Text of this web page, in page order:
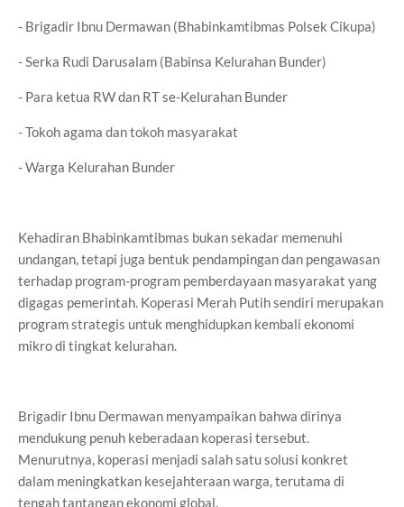
- Brigadir Ibnu Dermawan (Bhabinkamtibmas Polsek Cikupa)
- Serka Rudi Darusalam (Babinsa Kelurahan Bunder)
- Para ketua RW dan RT se-Kelurahan Bunder
- Tokoh agama dan tokoh masyarakat
- Warga Kelurahan Bunder
Kehadiran Bhabinkamtibmas bukan sekadar memenuhi
undangan, tetapi juga bentuk pendampingan dan pengawasan
terhadap program-program pemberdayaan masyarakat yang
digagas pemerintah. Koperasi Merah Putih sendiri merupakan
program strategis untuk menghidupkan kembali ekonomi
mikro di tingkat kelurahan.
Brigadir Ibnu Dermawan menyampaikan bahwa dirinya
mendukung penuh keberadaan koperasi tersebut.
Menurutnya, koperasi menjadi salah satu solusi konkret
dalam meningkatkan kesejahteraan warga, terutama di
tengah tantangan ekonomi global.